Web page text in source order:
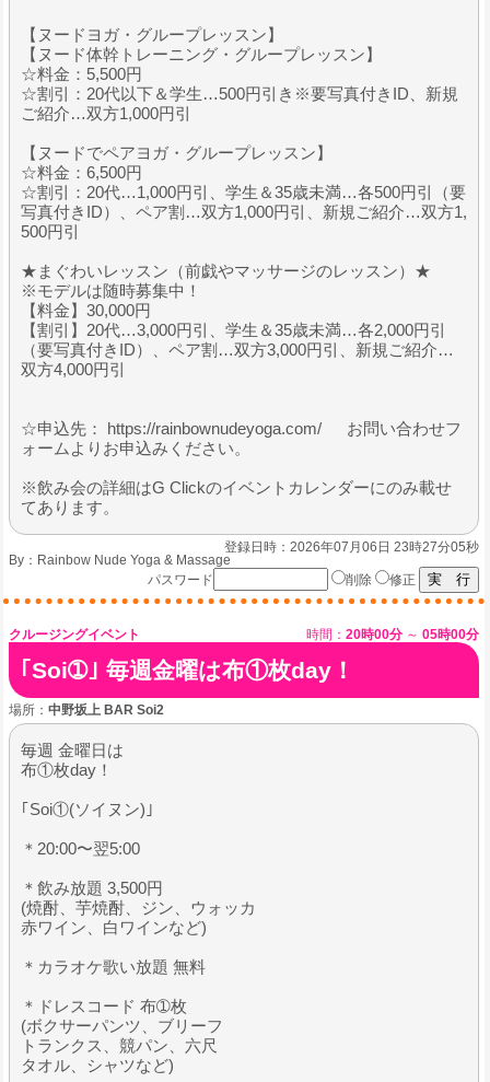
【ヌードヨガ・グループレッスン】
【ヌード体幹トレーニング・グループレッスン】
☆料金：5,500円
☆割引：20代以下＆学生…500円引き※要写真付きID、新規
ご紹介…双方1,000円引
【ヌードでペアヨガ・グループレッスン】
☆料金：6,500円
☆割引：20代…1,000円引、学生＆35歳未満…各500円引（要
写真付きID）、ペア割…双方1,000円引、新規ご紹介…双方1,
500円引
★まぐわいレッスン（前戯やマッサージのレッスン）★
※モデルは随時募集中！
【料金】30,000円
【割引】20代…3,000円引、学生＆35歳未満…各2,000円引
（要写真付きID）、ペア割…双方3,000円引、新規ご紹介…
双方4,000円引
☆申込先： https://rainbownudeyoga.com/ お問い合わせフ
ォームよりお申込みください。
※飲み会の詳細はG Clickのイベントカレンダーにのみ載せ
てあります。
登録日時：2026年07月06日 23時27分05秒
By： Rainbow Nude Yoga & Massage
パスワード
削除 修正
クルージングイベント 時間： 20時00分 ～ 05時00分
｢Soi➀｣ 毎週金曜は布①枚day！
場所： 中野坂上 BAR Soi2
毎週 金曜日は
布①枚day！
｢Soi①(ソイヌン)｣
＊20:00〜翌5:00
＊飲み放題 3,500円
(焼酎、芋焼酎、ジン、ウォッカ
赤ワイン、白ワインなど)
＊カラオケ歌い放題 無料
＊ドレスコード 布➀枚
(ボクサーパンツ、ブリーフ
トランクス、競パン、六尺
タオル、シャツなど)